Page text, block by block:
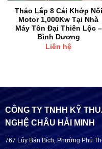
Tháo Lắp 8 Cái Khớp Nối
Motor 1,000Kw Tại Nhà
Máy Tôn Đại Thiên Lộc –
Bình Dương
Liên hệ
CÔNG TY TNHH KỸ
NGHỆ CHÂU HẢI MINH
767 Lũy Bán Bích, Phường Phú